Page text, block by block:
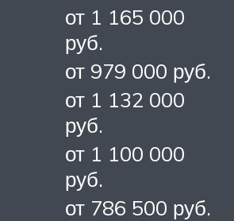
от 1 165 000
руб.
от 979 000 руб.
от 1 132 000
руб.
от 1 100 000
руб.
от 786 500 руб.